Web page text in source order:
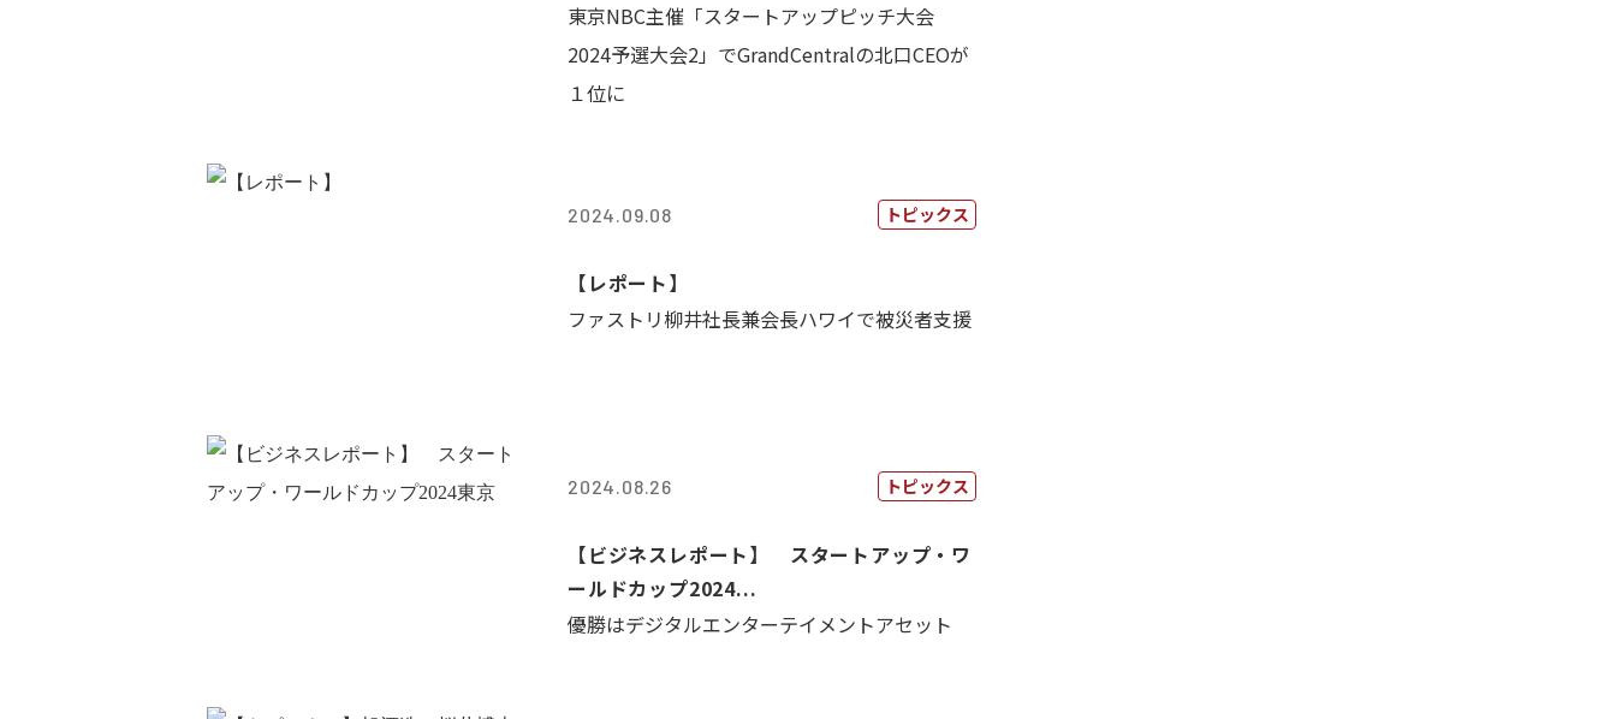
東京NBC主催「スタートアップピッチ大会
2024予選大会2」でGrandCentralの北口CEOが
１位に
2024.09.08 トピックス
【レポート】
ファストリ柳井社長兼会長ハワイで被災者支援
2024.08.26 トピックス
【ビジネスレポート】 スタートアップ・ワ
ールドカップ2024...
優勝はデジタルエンターテイメントアセット